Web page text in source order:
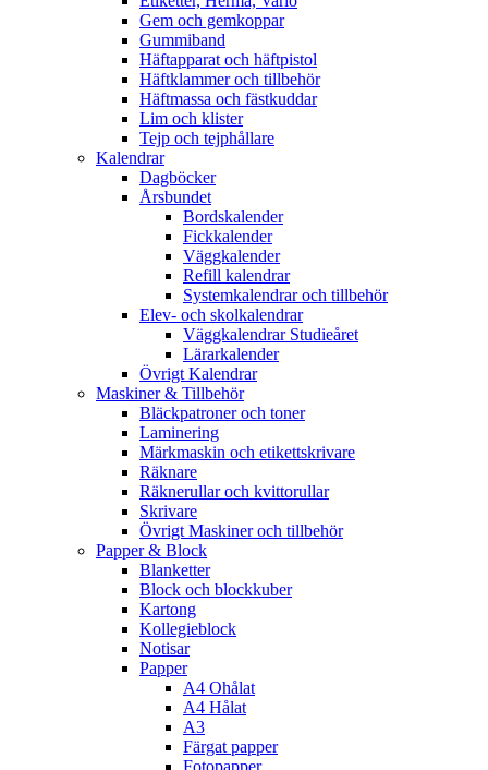
Gem och gemkoppar
Gummiband
Häftapparat och häftpistol
Häftklammer och tillbehör
Häftmassa och fästkuddar
Lim och klister
Tejp och tejphållare
Kalendrar
Dagböcker
Årsbundet
Bordskalender
Fickkalender
Väggkalender
Refill kalendrar
Systemkalendrar och tillbehör
Elev- och skolkalendrar
Väggkalendrar Studieåret
Lärarkalender
Övrigt Kalendrar
Maskiner & Tillbehör
Bläckpatroner och toner
Laminering
Märkmaskin och etikettskrivare
Räknare
Räknerullar och kvittorullar
Skrivare
Övrigt Maskiner och tillbehör
Papper & Block
Blanketter
Block och blockkuber
Kartong
Kollegieblock
Notisar
Papper
A4 Ohålat
A4 Hålat
A3
Färgat papper
Fotopapper